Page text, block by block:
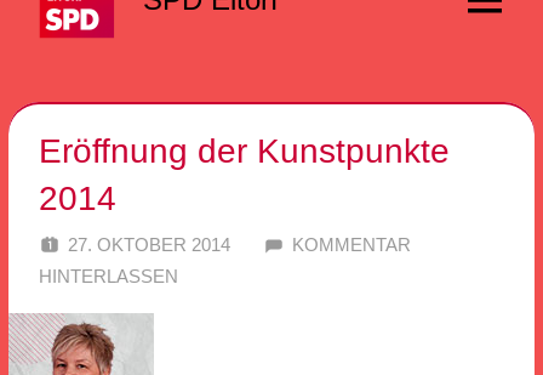
springen
Menü
Eröffnung der Kunstpunkte
2014
27. OKTOBER 2014 SPD EITORF
KOMMENTAR
HINTERLASSEN